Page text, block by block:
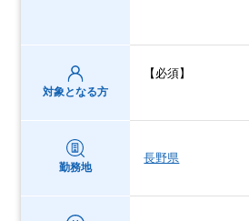
対象となる方
【必須】
勤務地
長野県